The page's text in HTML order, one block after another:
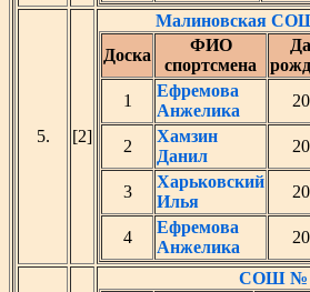
5. [2]
Малиновская
Доска
ФИО
спортсмена
1
Ефремова
Анжелика
2
Хамзин
Данил
3
Харьковский
Илья
4
Ефремова
Анжелика
СОШ №